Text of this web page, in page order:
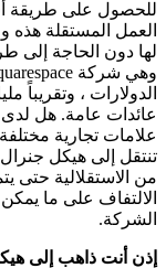
للحصول على طريقة
العمل المستقلة هذه
لها دون الحاجة إلى
الدولارات ،
عائدات عامة. هل
علامات تجارية
تنتقل إلى هيكل جنرال
من الاستقلالية حتى
الالتفاف على ما
الشركة.
إذن أنت ذاهب إلى